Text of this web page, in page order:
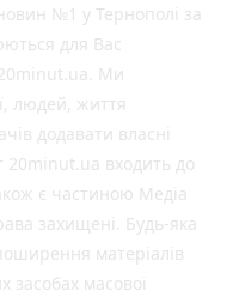
№1 у Тернополі за
для Вас
Ми
людей, життя
додавати власні
20minut.ua входить до
є частиною Медіа
захищені. Будь-яка
матеріалів
засобах масової